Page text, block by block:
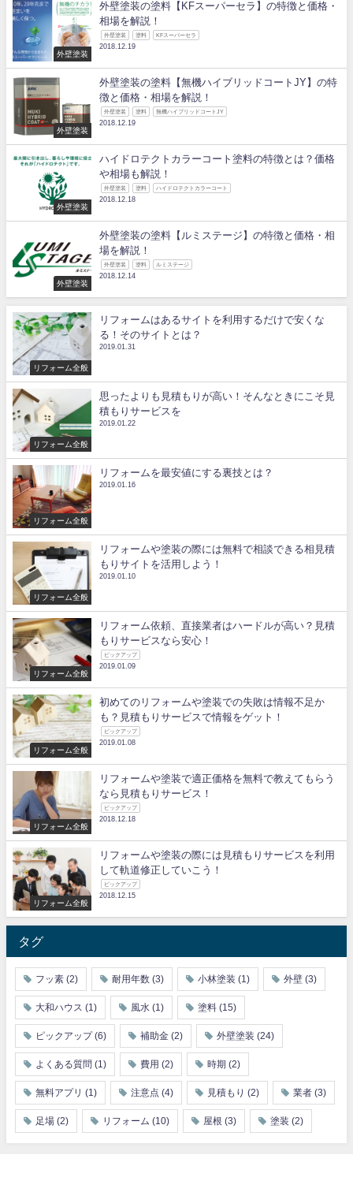
外壁塗装
外壁塗装の塗料【KFスーパーセラ】の特徴と価格・
相場を解説！
外壁塗装 塗料 KFスーパーセラ
2018.12.19
外壁塗装
外壁塗装の塗料【無機ハイブリッドコートJY】の特
徴と価格・相場を解説！
外壁塗装 塗料 無機ハイブリッドコートJY
2018.12.19
外壁塗装
ハイドロテクトカラーコート塗料の特徴とは？価格
や相場も解説！
外壁塗装 塗料 ハイドロテクトカラーコート
2018.12.18
外壁塗装
外壁塗装の塗料【ルミステージ】の特徴と価格・相
場を解説！
外壁塗装 塗料 ルミステージ
2018.12.14
リフォーム全般
リフォームはあるサイトを利用するだけで安くな
る！そのサイトとは？
2019.01.31
リフォーム全般
思ったよりも見積もりが高い！そんなときにこそ見
積もりサービスを
2019.01.22
リフォーム全般
リフォームを最安値にする裏技とは？
2019.01.16
リフォーム全般
リフォームや塗装の際には無料で相談できる相見積
もりサイトを活用しよう！
2019.01.10
リフォーム全般
リフォーム依頼、直接業者はハードルが高い？見積
もりサービスなら安心！
ピックアップ
2019.01.09
リフォーム全般
初めてのリフォームや塗装での失敗は情報不足か
も？見積もりサービスで情報をゲット！
ピックアップ
2019.01.08
リフォーム全般
リフォームや塗装で適正価格を無料で教えてもらう
なら見積もりサービス！
ピックアップ
2018.12.18
リフォーム全般
リフォームや塗装の際には見積もりサービスを利用
して軌道修正していこう！
ピックアップ
2018.12.15
タグ
フッ素 (2) 耐用年数 (3) 小林塗装 (1) 外壁 (3)
大和ハウス (1) 風水 (1) 塗料 (15)
ピックアップ (6) 補助金 (2) 外壁塗装 (24)
よくある質問 (1) 費用 (2) 時期 (2)
無料アプリ (1) 注意点 (4) 見積もり (2) 業者 (3)
足場 (2) リフォーム (10) 屋根 (3) 塗装 (2)